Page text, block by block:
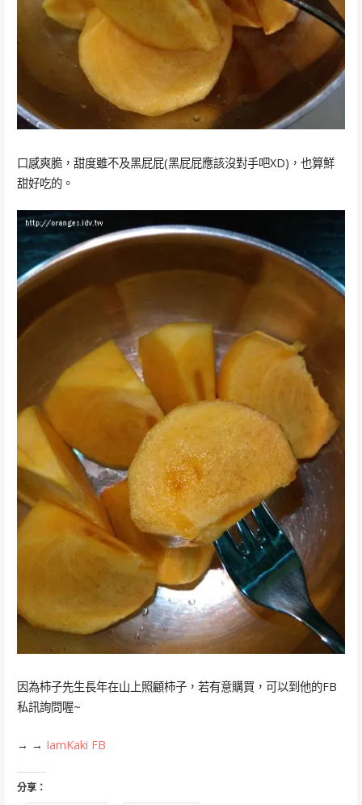
口感爽脆，甜度雖不及黑屁屁(黑屁屁應該沒對手吧XD)，也算鮮
甜好吃的。
因為柿子先生長年在山上照顧柿子，若有意購買，可以到他的FB
私訊詢問喔~
→ → IamKaki FB
分享：